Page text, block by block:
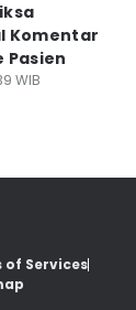
Komentar
Pasien
WIB
of Services